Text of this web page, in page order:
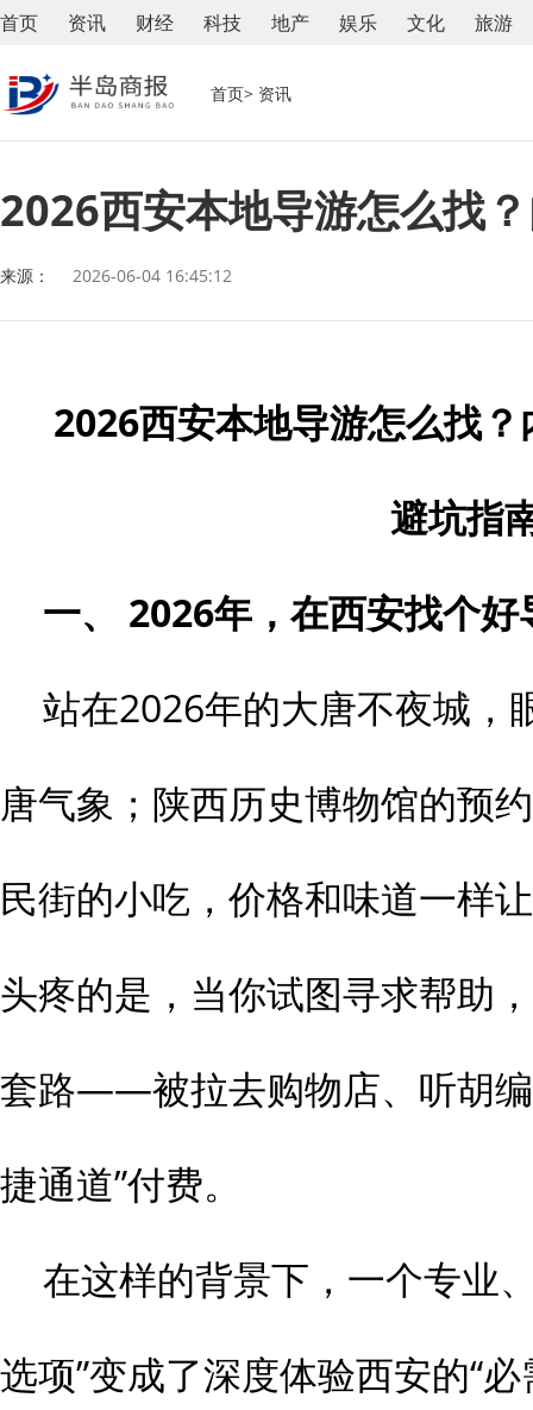
首页 资讯 财经 科技 地产 娱乐 文化 旅游
首页> 资讯
2026西安本地导游怎么找
来源： 2026-06-04 16:45:12
2026西安本地导游怎么找
避坑指
一、 2026年，在西安找个
站在2026年的大唐不夜城，
唐气象；陕西历史博物馆的预
民街的小吃，价格和味道一样
头疼的是，当你试图寻求帮助
套路——被拉去购物店、听胡
捷通道”付费。
在这样的背景下，一个专业
选项”变成了深度体验西安的“